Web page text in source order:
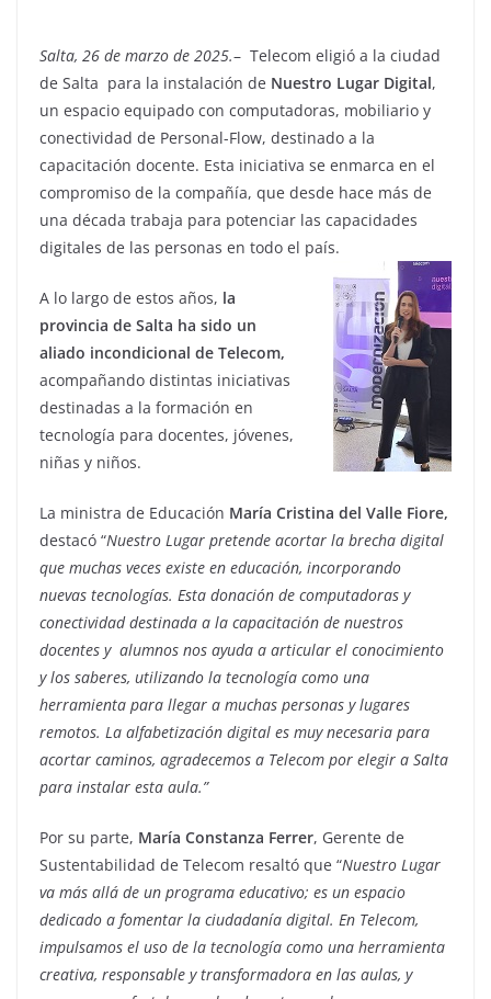
Salta, 26 de marzo de 2025.– Telecom eligió a la ciudad
de Salta para la instalación de Nuestro Lugar Digital,
un espacio equipado con computadoras, mobiliario y
conectividad de Personal-Flow, destinado a la
capacitación docente. Esta iniciativa se enmarca en el
compromiso de la compañía, que desde hace más de
una década trabaja para potenciar las capacidades
digitales de las personas en todo el país.
A lo largo de estos años, la
provincia de Salta ha sido un
aliado incondicional de Telecom,
acompañando distintas iniciativas
destinadas a la formación en
tecnología para docentes, jóvenes,
niñas y niños.
La ministra de Educación María Cristina del Valle Fiore,
destacó “Nuestro Lugar pretende acortar la brecha digital
que muchas veces existe en educación, incorporando
nuevas tecnologías. Esta donación de computadoras y
conectividad destinada a la capacitación de nuestros
docentes y alumnos nos ayuda a articular el conocimiento
y los saberes, utilizando la tecnología como una
herramienta para llegar a muchas personas y lugares
remotos. La alfabetización digital es muy necesaria para
acortar caminos, agradecemos a Telecom por elegir a Salta
para instalar esta aula.”
Por su parte, María Constanza Ferrer, Gerente de
Sustentabilidad de Telecom resaltó que “Nuestro Lugar
va más allá de un programa educativo; es un espacio
dedicado a fomentar la ciudadanía digital. En Telecom,
impulsamos el uso de la tecnología como una herramienta
creativa, responsable y transformadora en las aulas, y